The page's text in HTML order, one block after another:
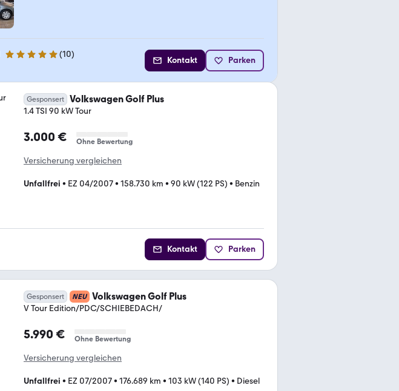
5 Sterne (10)
Kontakt Parken
Gesponsert Volkswagen Golf Plus
1.4 TSI 90 kW Tour
3.000 € Ohne Bewertung
Versicherung vergleichen
Unfallfrei • EZ 04/2007• 158.730 km • 90 kW (122 PS) • Benzin
Kontakt Parken
Gesponsert NEU Volkswagen Golf Plus
V Tour Edition/PDC/SCHIEBEDACH/
5.990 € Ohne Bewertung
Versicherung vergleichen
Unfallfrei • EZ 07/2007• 176.689 km • 103 kW (140 PS) • Diesel